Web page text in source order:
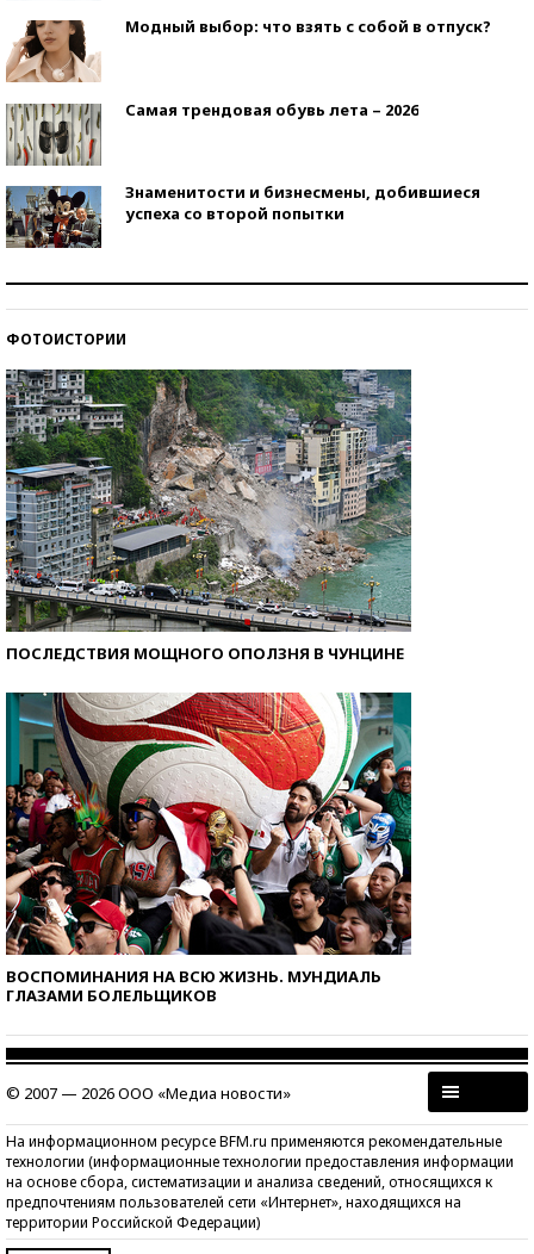
Модный выбор: что взять с собой в отпуск?
Самая трендовая обувь лета – 2026
Знаменитости и бизнесмены, добившиеся
успеха со второй попытки
ФОТОИСТОРИИ
ПОСЛЕДСТВИЯ МОЩНОГО ОПОЛЗНЯ В ЧУНЦИНЕ
ВОСПОМИНАНИЯ НА ВСЮ ЖИЗНЬ. МУНДИАЛЬ
ГЛАЗАМИ БОЛЕЛЬЩИКОВ
© 2007 — 2026 ООО «Медиа новости»
На информационном ресурсе BFM.ru применяются рекомендательные
технологии (информационные технологии предоставления информации
на основе сбора, систематизации и анализа сведений, относящихся к
предпочтениям пользователей сети «Интернет», находящихся на
территории Российской Федерации)